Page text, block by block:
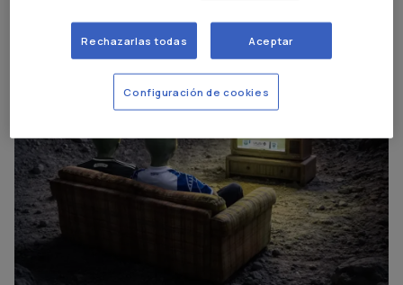
Rechazarlas todas Aceptar
Configuración de cookies